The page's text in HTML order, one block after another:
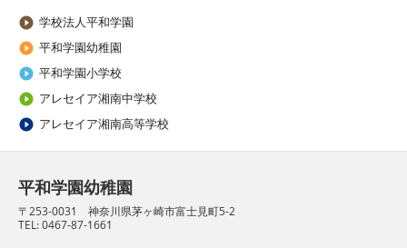
 学校法人平和学園
 平和学園幼稚園
 平和学園小学校
 アレセイア湘南中学校
 アレセイア湘南高等学校
平和学園幼稚園
〒253-0031 神奈川県茅ヶ崎市富士見町5-2
TEL: 0467-87-1661